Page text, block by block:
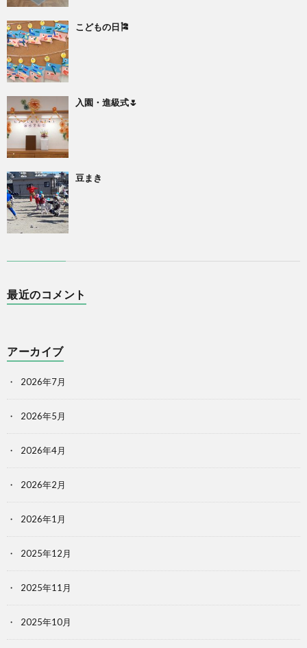
こどもの日🎏
入園・進級式🌷
豆まき
最近のコメント
アーカイブ
2026年7月
2026年5月
2026年4月
2026年2月
2026年1月
2025年12月
2025年11月
2025年10月